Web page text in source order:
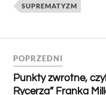
SUPREMATYZM
POPRZEDNI
Punkty zwrotne,
Rycerza” Franka